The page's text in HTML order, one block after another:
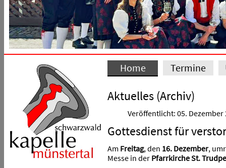
Home Termine
Aktuelles (Archiv)
Veröffentlicht: 05. Dezember
Gottesdienst für
Am Freitag, den 16. Dezember,
Messe in der Pfarrkirche St.